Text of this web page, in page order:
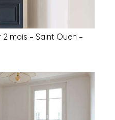
mois – Saint Ouen –